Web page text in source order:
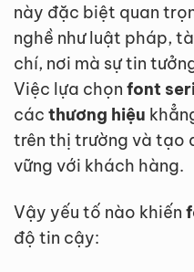
này đặc biệt quan
nghề như luật pháp,
chí, nơi mà sự tin
Việc lựa chọn font
các thương hiệu
trên thị trường và tạo
vững với khách hàng.
Vậy yếu tố nào khiến
độ tin cậy: